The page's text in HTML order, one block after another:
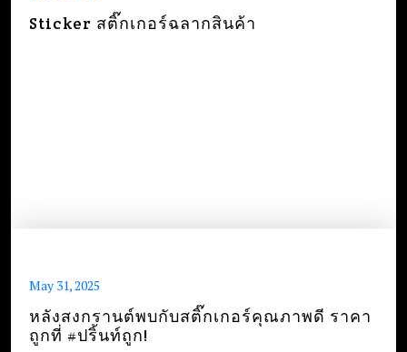
Sticker สติ๊กเกอร์ฉลากสินค้า
May 31, 2025
หลังสงกรานต์พบกับสติ๊กเกอร์คุณภาพดี ราคา
ถูกที่ #ปริ้นท์ถูก!